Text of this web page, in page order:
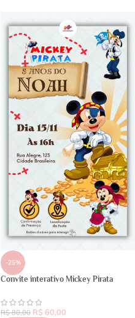
-25%
Convite interativo Mickey Pirata
R$80,00 R$ 60,00